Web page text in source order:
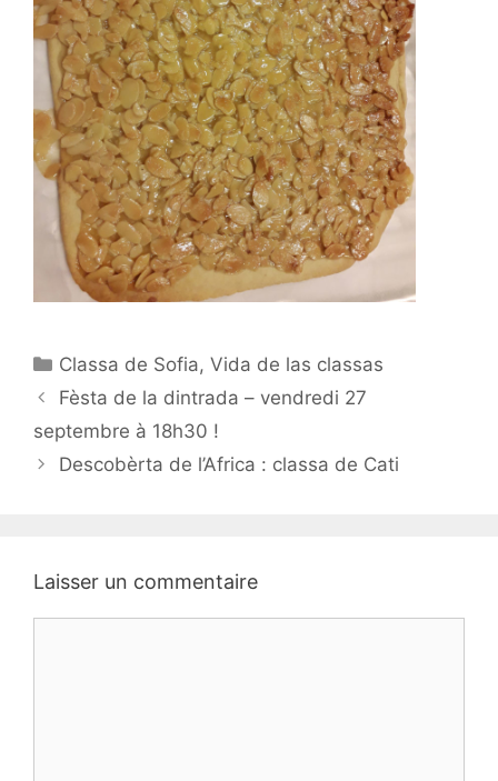
Catégories
Classa de Sofia,Vida de las classas
Navigation
articles
Fèsta de la dintrada – vendredi 27
septembre à 18h30 !
Descobèrta de l’Africa : classa de Cati
Laisser un commentaire